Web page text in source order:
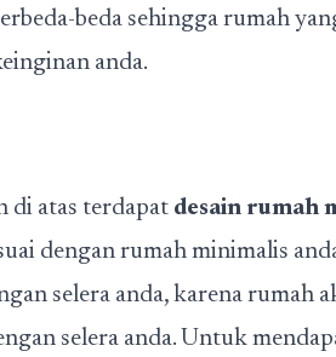
beda sehingga rumah
anda.
di atas terdapat desain rumah
dengan rumah minimalis
selera anda, karena rumah
selera anda. Untuk